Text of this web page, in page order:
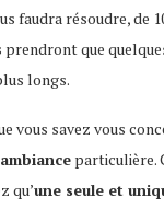
faudra résoudre, de
que
longs.
vous savez vous
particulière.
qu’une seule et